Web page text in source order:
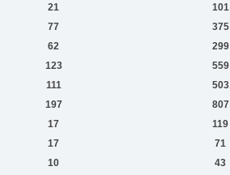
21 101
77 375
62 299
123 559
111 503
197 807
17 119
17 71
10 43